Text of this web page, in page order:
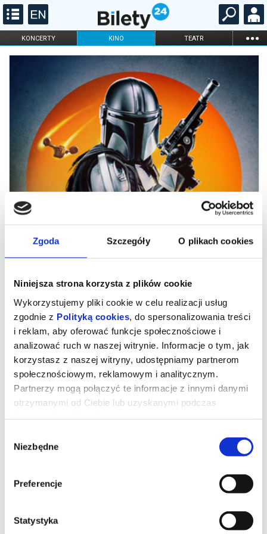
Zgoda Szczegóły O plikach cookies
Niniejsza strona korzysta z plików cookie
Wykorzystujemy pliki cookie w celu realizacji usług
zgodnie z Polityką cookies , do spersonalizowania treści
i reklam, aby oferować funkcje społecznościowe i
analizować ruch w naszej witrynie. Informacje o tym, jak
korzystasz z naszej witryny, udostępniamy partnerom
społecznościowym, reklamowym i analitycznym.
Partnerzy mogą połączyć te informacje z innymi danymi
otrzymanymi od Ciebie lub uzyskanymi podczas
zgody
Niezbędne
Preferencje
Statystyka
KONCERTY KINO TEATR ...
FILHARMONIA OPERA I BALET
STAND-UP
ONLINE KARNETY
Mandalorian i Grogu
Złowrogie Imperium upadło, a imperialni watażkowie wciąż są
która stara się chronić wszystko, o co walczyła Rebelia, zwraca się
o pomoc do legendarnego mandaloriańskiego łowcy nagród, Dina
Djarina, i jego młodego ucznia, Grogu.